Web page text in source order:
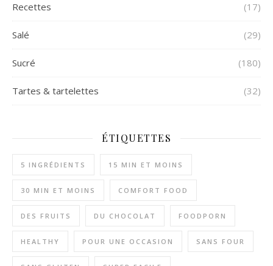
Recettes (17)
Salé (29)
Sucré (180)
Tartes & tartelettes (32)
ÉTIQUETTES
5 INGRÉDIENTS 15 MIN ET MOINS
30 MIN ET MOINS COMFORT FOOD
DES FRUITS DU CHOCOLAT FOODPORN
HEALTHY POUR UNE OCCASION SANS FOUR